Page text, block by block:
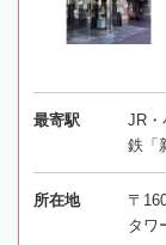
最寄駅
JR・
鉄「
所在地
〒
タワ